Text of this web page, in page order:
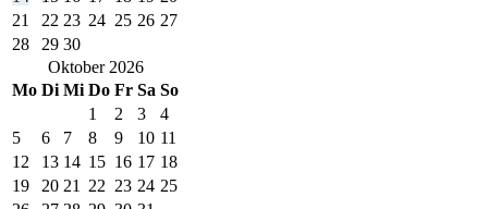
21
22 23 24 25 26 27
28
29 30
Oktober 2026
Mo Di Mi Do Fr Sa So
1
2 3
4
5
6 7 8 9 10 11
12
13 14 15 16 17 18
19
20 21 22 23 24 25